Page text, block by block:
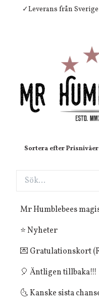
✓Leverans från Sverige
Sortera efter Prisnivåer
Mr Humblebees
⭐ Nyheter
💌 Gratulationskort
🎈 Äntligen tillbaka!!!
🌜 Kanske sista